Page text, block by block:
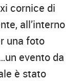
cornice di
all’interno
una foto
evento da
è stato